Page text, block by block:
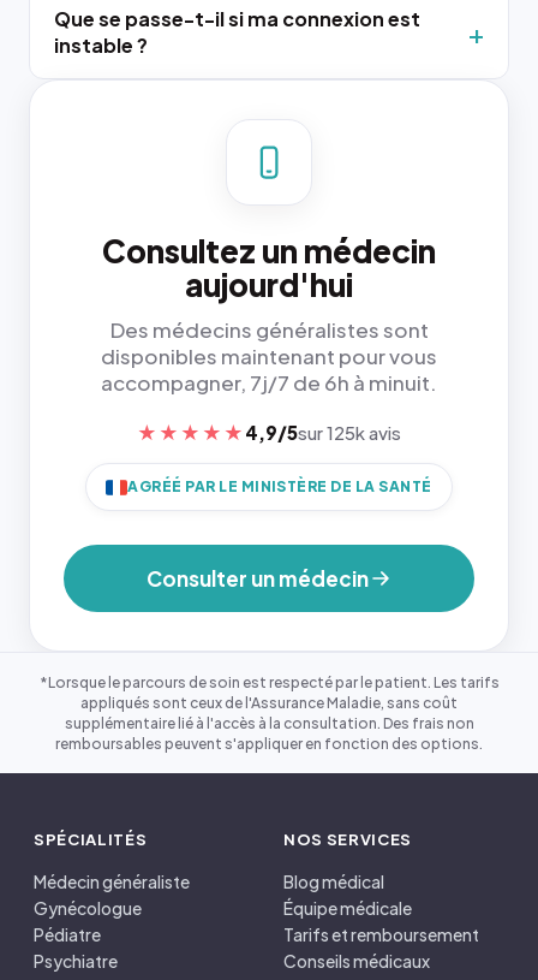
Que se passe-t-il si ma connexion est
instable ?
Consultez un médecin
aujourd'hui
Des médecins généralistes sont
disponibles maintenant pour vous
accompagner, 7j/7 de 6h à minuit.
★★★★★ 4,9/5sur 125k avis
AGRÉÉ PAR LE MINISTÈRE DE LA SANTÉ
Consulter un médecin
*Lorsque le parcours de soin est respecté par le patient. Les tarifs
appliqués sont ceux de l'Assurance Maladie, sans coût
supplémentaire lié à l'accès à la consultation. Des frais non
remboursables peuvent s'appliquer en fonction des options.
SPÉCIALITÉS
Médecin généraliste
Gynécologue
Pédiatre
Psychiatre
NOS SERVICES
Blog médical
Équipe médicale
Tarifs et remboursement
Conseils médicaux